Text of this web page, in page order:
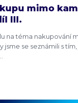
mimo
III.
na téma nakupování
jsme se seznámili s